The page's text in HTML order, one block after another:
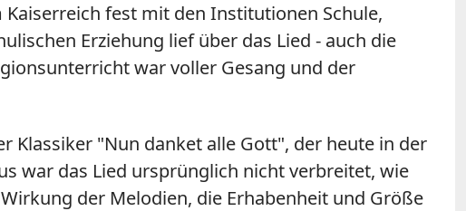
fest mit den Institutionen Schule,
Erziehung lief über das Lied - auch die
war voller Gesang und der
Klassiker "Nun danket alle Gott", der heute in der
war das Lied ursprünglich nicht verbreitet, wie
der Melodien, die Erhabenheit und Größe